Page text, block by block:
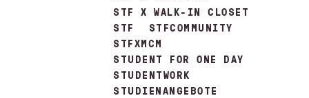
STF X WALK-IN CLOSET
STF
STFCOMMUNITY
STFXMCM
STUDENT FOR ONE DAY
STUDENTWORK
STUDIENANGEBOTE